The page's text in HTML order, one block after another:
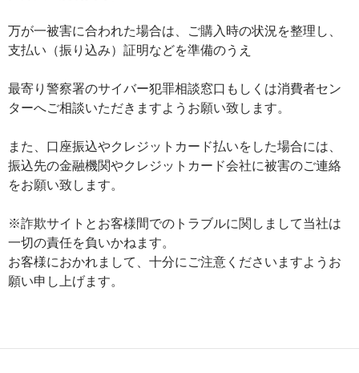
万が一被害に合われた場合は、ご購入時の状況を整理し、
支払い（振り込み）証明などを準備のうえ
最寄り警察署のサイバー犯罪相談窓口もしくは消費者セン
ターへご相談いただきますようお願い致します。
また、口座振込やクレジットカード払いをした場合には、
振込先の金融機関やクレジットカード会社に被害のご連絡
をお願い致します。
※詐欺サイトとお客様間でのトラブルに関しまして当社は
一切の責任を負いかねます。
お客様におかれまして、十分にご注意くださいますようお
願い申し上げます。